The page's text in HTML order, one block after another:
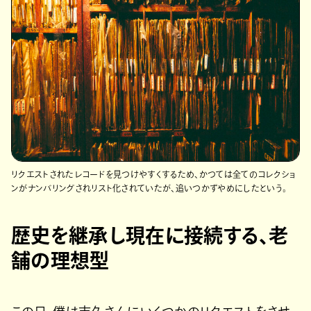
リクエストされたレコードを見つけやすくするため、かつては全てのコレクショ
ンがナンバリングされリスト化されていたが、追いつかずやめにしたという。
歴史を継承し現在に接続する、老
舗の理想型